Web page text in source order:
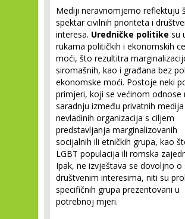
Mediji neravnomjerno reflektuju
spektar civilnih prioriteta i
interesa. Uredničke politike su
rukama političkih i ekonomskih
moći, što rezultitra
siromašnih, kao i građana bez
ekonomske moći. Postoje neki
primjeri, koji se većinom odnose
saradnju između privatnih medija
nevladinih organizacija s ciljem
predstavljanja marginalizovanih
socijalnih ili etničkih grupa, kao
LGBT populacija ili romska
Ipak, ne izvještava se dovoljno o
društvenim interesima, niti su
specifičnih grupa prezentovani u
potrebnoj mjeri.